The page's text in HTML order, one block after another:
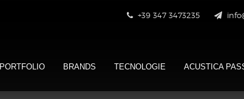
+39 347 3473235
PORTFOLIO BRANDS TECNOLOGIE ACUSTICA